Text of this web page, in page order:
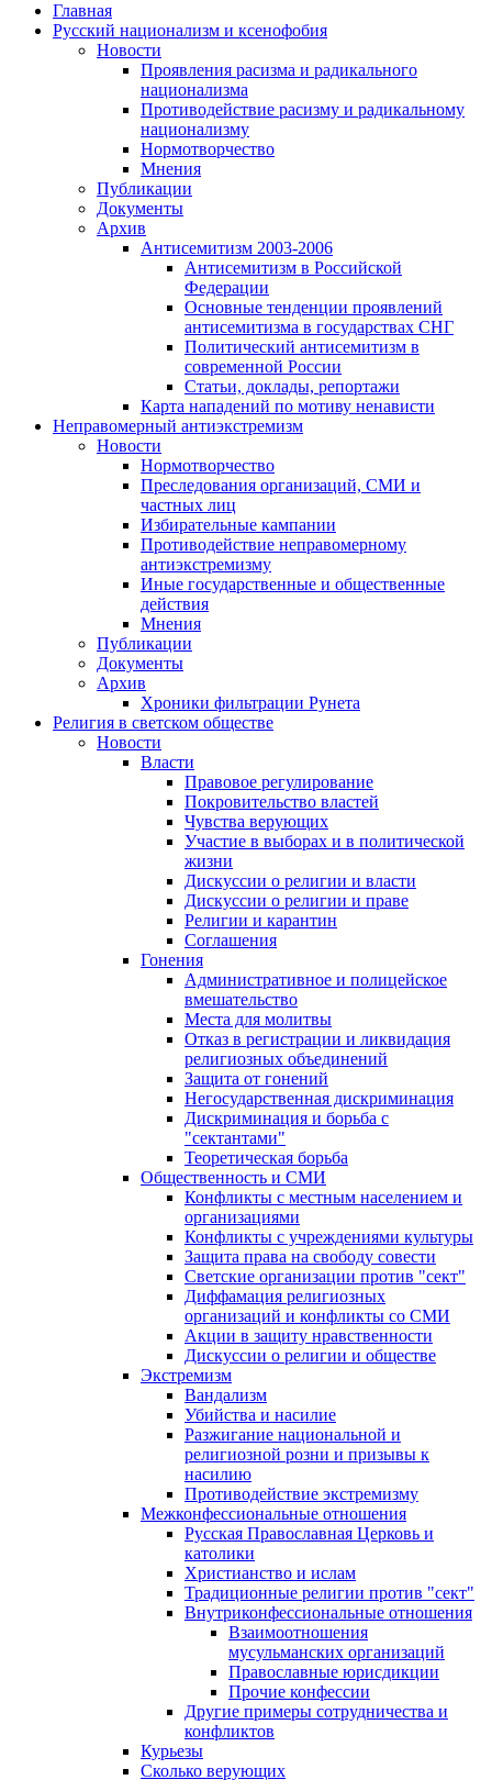
Главная
Русский национализм и ксенофобия
Новости
Проявления расизма и радикального
национализма
Противодействие расизму и радикальному
национализму
Нормотворчество
Мнения
Публикации
Документы
Архив
Антисемитизм 2003-2006
Антисемитизм в Российской
Федерации
Основные тенденции проявлений
антисемитизма в государствах СНГ
Политический антисемитизм в
современной России
Статьи, доклады, репортажи
Карта нападений по мотиву ненависти
Неправомерный антиэкстремизм
Новости
Нормотворчество
Преследования организаций, СМИ и
частных лиц
Избирательные кампании
Противодействие неправомерному
антиэкстремизму
Иные государственные и общественные
действия
Мнения
Публикации
Документы
Архив
Хроники фильтрации Рунета
Религия в светском обществе
Новости
Власти
Правовое регулирование
Покровительство властей
Чувства верующих
Участие в выборах и в политической
жизни
Дискуссии о религии и власти
Дискуссии о религии и праве
Религии и карантин
Соглашения
Гонения
Административное и полицейское
вмешательство
Места для молитвы
Отказ в регистрации и ликвидация
религиозных объединений
Защита от гонений
Негосударственная дискриминация
Дискриминация и борьба с
"сектантами"
Теоретическая борьба
Общественность и СМИ
Конфликты с местным населением и
организациями
Конфликты с учреждениями культуры
Защита права на свободу совести
Светские организации против "сект"
Диффамация религиозных
организаций и конфликты со СМИ
Акции в защиту нравственности
Дискуссии о религии и обществе
Экстремизм
Вандализм
Убийства и насилие
Разжигание национальной и
религиозной розни и призывы к
насилию
Противодействие экстремизму
Межконфессиональные отношения
Русская Православная Церковь и
католики
Христианство и ислам
Традиционные религии против "сект"
Внутриконфессиональные отношения
Взаимоотношения
мусульманских организаций
Православные юрисдикции
Прочие конфессии
Другие примеры сотрудничества и
конфликтов
Курьезы
Сколько верующих